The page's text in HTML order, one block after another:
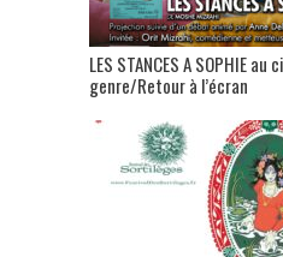
LES STANCES A SOPHIE au
genre/Retour à l’écran